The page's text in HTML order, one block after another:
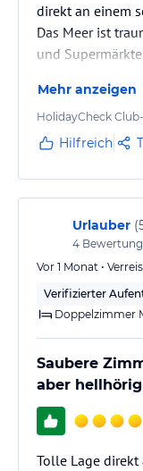
direkt an einem
Das Meer ist
und
gehalten.
Am Strand leider
muss die
Der Check in
Personal beim
Mehr anzeigen
HolidayCheck
Hilfreich
Urlauber (
4
Vor 1 Monat •
Verifizierter
Doppelzimmer
Saubere
aber hellhörig
Tolle Lage